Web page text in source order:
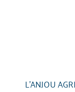
L'ANJOU